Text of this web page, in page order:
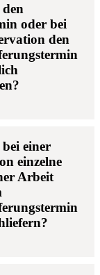
oder bei
den
einer
einzelne
Arbeit